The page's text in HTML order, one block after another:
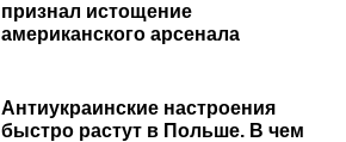
признал истощение
американского арсенала
Антиукраинские настроения
быстро растут в Польше. В чем